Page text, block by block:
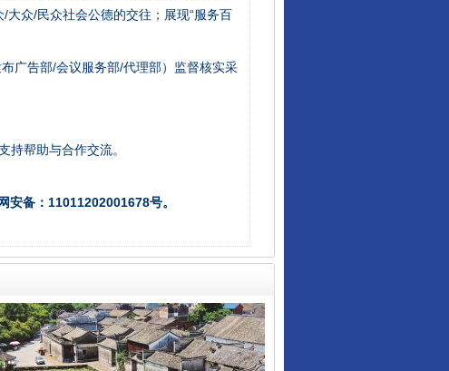
众/民众社会公德的交往；展现“服务百
广告部/会议服务部/代理部）监督核实采
持帮助与合作交流。
备：11011202001678号。
让传统村落焕发生机